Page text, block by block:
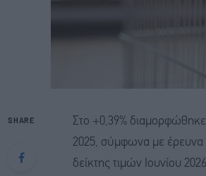
SHARE Στο +0,39%
2025, σύμφωνα με έρευνα
δείκτης τιμών Ιουνίου